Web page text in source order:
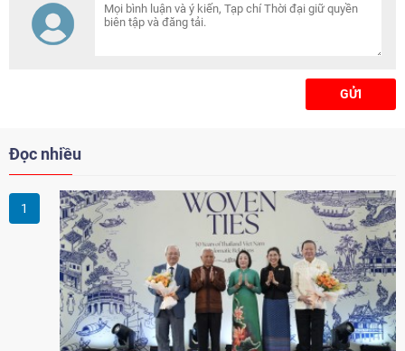
phần tăng cường hợp tác
chuyên môn và vun đắp quan hệ
hữu nghị giữa hai địa phương.
GỬI
Đọc nhiều